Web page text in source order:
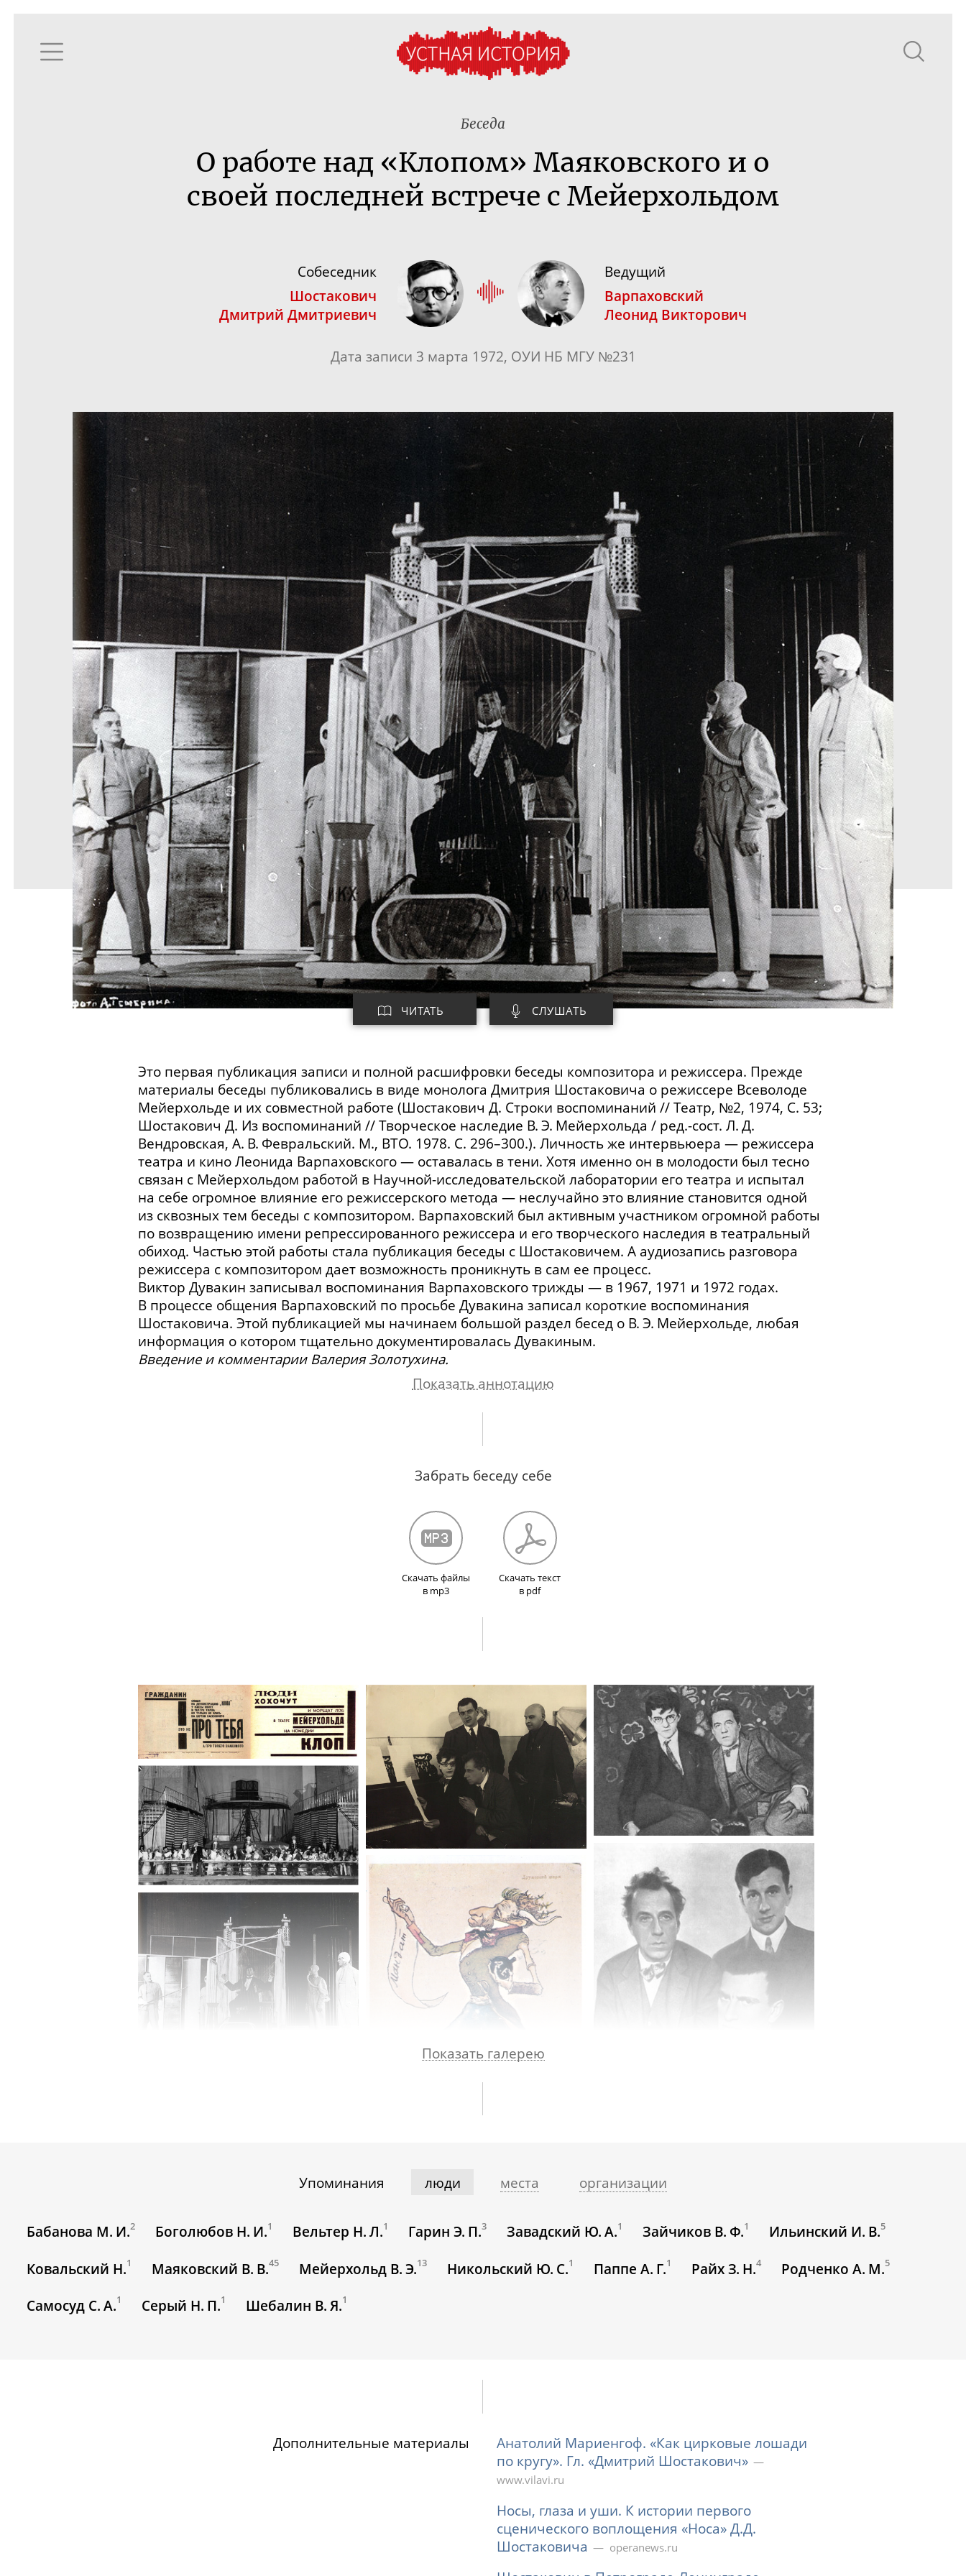
Беседа
О работе над «Клопом» Маяковского и о
своей последней встрече с Мейерхольдом
Собеседник
Шостакович
Дмитрий Дмитриевич
Ведущий
Варпаховский
Леонид Викторович
Дата записи 3 марта 1972, ОУИ НБ МГУ №231
ЧИТАТЬ СЛУШАТЬ
Это первая публикация записи и полной расшифровки беседы композитора и режиссера. Прежде
материалы беседы публиковались в виде монолога Дмитрия Шостаковича о режиссере Всеволоде
Мейерхольде и их совместной работе (Шостакович Д. Строки воспоминаний // Театр, №2, 1974, С. 53;
Шостакович Д. Из воспоминаний // Творческое наследие В. Э. Мейерхольда / ред.-сост. Л. Д.
Вендровская, А. В. Февральский. М., ВТО. 1978. С. 296–300.). Личность же интервьюера — режиссера
театра и кино Леонида Варпаховского — оставалась в тени. Хотя именно он в молодости был тесно
связан с Мейерхольдом работой в Научной-исследовательской лаборатории его театра и испытал
на себе огромное влияние его режиссерского метода — неслучайно это влияние становится одной
из сквозных тем беседы с композитором. Варпаховский был активным участником огромной работы
по возвращению имени репрессированного режиссера и его творческого наследия в театральный
обиход. Частью этой работы стала публикация беседы с Шостаковичем. А аудиозапись разговора
режиссера с композитором дает возможность проникнуть в сам ее процесс.
Виктор Дувакин записывал воспоминания Варпаховского трижды — в 1967, 1971 и 1972 годах.
В процессе общения Варпаховский по просьбе Дувакина записал короткие воспоминания
Шостаковича. Этой публикацией мы начинаем большой раздел бесед о В. Э. Мейерхольде, любая
информация о котором тщательно документировалась Дувакиным.
Введение и комментарии Валерия Золотухина.
Репетиции Мейерхольда. Спасение Мейерхольдом рукописей Шостаковича при пожаре. Встреча
впечатлении о Мейерхольде. О постановках Мейерхольда. Работа Мейерхольда в Ленинграде
над «Пиковой дамой». О совместной работе над «Клопом». Встречи с Маяковским на репетициях.
Отношение к пьесе и спектаклю. Музыкальные интересы Мейерхольда. Влияние Мейерхольда
на Шостаковича. О творческом труде Мейерхольда. Последняя встреча с Мейерхольдом. Значение
Показать аннотацию
Забрать беседу себе
Скачать файлы
в mp3
Скачать текст
в pdf
Показать галерею
Упоминания люди места организации
Бабанова М. И.2 Боголюбов Н. И.1 Вельтер Н. Л.1 Гарин Э. П.3 Завадский Ю. А.1 Зайчиков В. Ф.1 Ильинский И. В.5
Ковальский Н.1 Маяковский В. В.45 Мейерхольд В. Э.13 Никольский Ю. С.1 Паппе А. Г.1 Райх З. Н.4 Родченко А. М.5
Самосуд С. А.1 Серый Н. П.1 Шебалин В. Я.1
Дополнительные материалы
Анатолий Мариенгоф. «Как цирковые лошади
по кругу». Гл. «Дмитрий Шостакович»
www.vilavi.ru
Носы, глаза и уши. К истории первого
сценического воплощения «Носа» Д.Д.
Шостаковича
operanews.ru